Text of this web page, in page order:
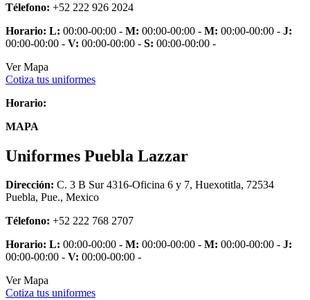
Télefono: +52 222 926 2024
Horario: L: 00:00-00:00 - M: 00:00-00:00 - M: 00:00-00:00 - J:
00:00-00:00 - V: 00:00-00:00 - S: 00:00-00:00 -
Ver Mapa
Cotiza tus uniformes
Horario:
MAPA
Uniformes Puebla Lazzar
Dirección: C. 3 B Sur 4316-Oficina 6 y 7, Huexotitla, 72534
Puebla, Pue., Mexico
Télefono: +52 222 768 2707
Horario: L: 00:00-00:00 - M: 00:00-00:00 - M: 00:00-00:00 - J:
00:00-00:00 - V: 00:00-00:00 -
Ver Mapa
Cotiza tus uniformes